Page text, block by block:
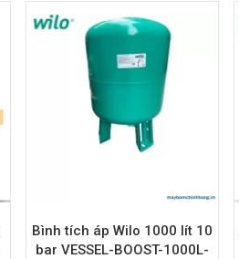
Bình tích áp Wilo 1000 lít 10
bar VESSEL-BOOST-1000L-